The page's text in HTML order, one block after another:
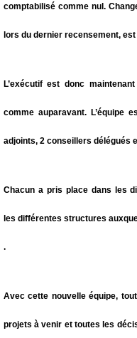
comptabilisé comme nul.
lors du dernier recensement,
L’exécutif est donc
comme auparavant. L’équipe
adjoints, 2 conseillers délégués
Chacun a pris place dans les
les différentes structures
.
Avec cette nouvelle équipe,
projets à venir et toutes les